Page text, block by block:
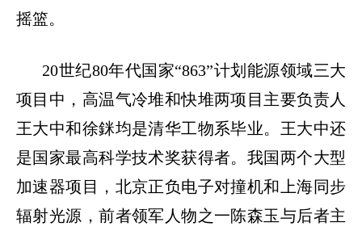
摇篮。
20世纪80年代国家“863”计划能源领域三大
项目中，高温气冷堆和快堆两项目主要负责人
王大中和徐銤均是清华工物系毕业。王大中还
是国家最高科学技术奖获得者。我国两个大型
加速器项目，北京正负电子对撞机和上海同步
辐射光源，前者领军人物之一陈森玉与后者主